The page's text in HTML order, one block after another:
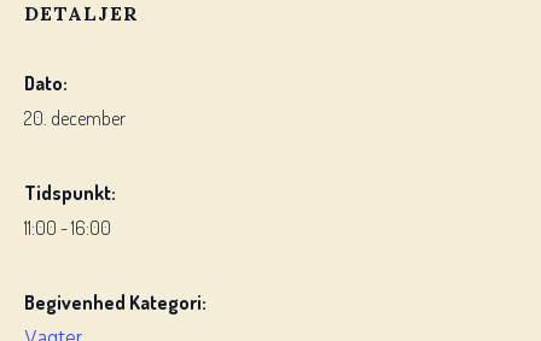
DETALJER
Dato:
20. december
Tidspunkt:
11:00 - 16:00
Begivenhed Kategori: